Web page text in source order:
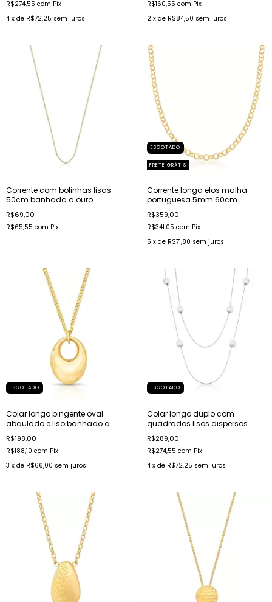
R$274,55 com Pix
4 x de R$72,25 sem juros
R$160,55 com Pix
2 x de R$84,50 sem juros
Corrente com bolinhas lisas
50cm banhada a ouro
R$69,00
R$65,55 com Pix
ESGOTADO
FRETE GRÁTIS
Corrente longa elos malha
portuguesa 5mm 60cm
banhada a ouro
R$359,00
R$341,05 com Pix
5 x de R$71,80 sem juros
ESGOTADO
Colar longo pingente oval
abaulado e liso banhado a
ouro
R$198,00
R$188,10 com Pix
3 x de R$66,00 sem juros
ESGOTADO
Colar longo duplo com
quadrados lisos dispersos
banhado a ródio acetinado
R$289,00
R$274,55 com Pix
4 x de R$72,25 sem juros